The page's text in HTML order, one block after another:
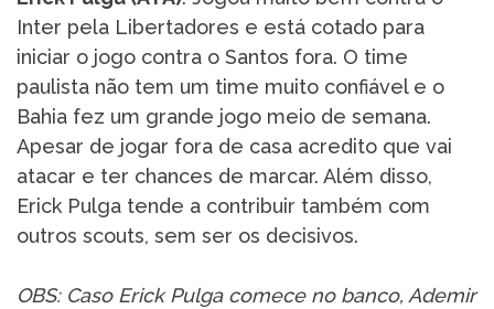
Inter pela Libertadores e está cotado para
iniciar o jogo contra o Santos fora. O time
paulista não tem um time muito confiável e o
Bahia fez um grande jogo meio de semana.
Apesar de jogar fora de casa acredito que vai
atacar e ter chances de marcar. Além disso,
Erick Pulga tende a contribuir também com
outros scouts, sem ser os decisivos.
OBS: Caso Erick Pulga comece no banco, Ademir